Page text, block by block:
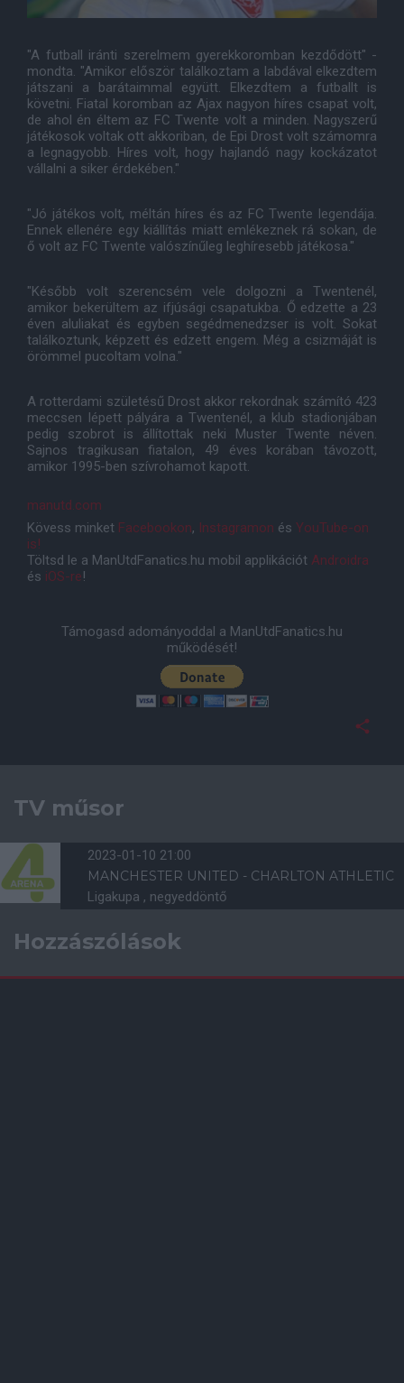
"A futball iránti szerelmem gyerekkoromban kezdődött" -
mondta. "Amikor először találkoztam a labdával elkezdtem
játszani a barátaimmal együtt. Elkezdtem a futballt is
követni. Fiatal koromban az Ajax nagyon híres csapat volt,
de ahol én éltem az FC Twente volt a minden. Nagyszerű
játékosok voltak ott akkoriban, de Epi Drost volt számomra
a legnagyobb. Híres volt, hogy hajlandó nagy kockázatot
vállalni a siker érdekében."
"Jó játékos volt, méltán híres és az FC Twente legendája.
Ennek ellenére egy kiállítás miatt emlékeznek rá sokan, de
ő volt az FC Twente valószínűleg leghíresebb játékosa."
"Később volt szerencsém vele dolgozni a Twentenél,
amikor bekerültem az ifjúsági csapatukba. Ő edzette a 23
éven aluliakat és egyben segédmenedzser is volt. Sokat
találkoztunk, képzett és edzett engem. Még a csizmáját is
örömmel pucoltam volna."
A rotterdami születésű Drost akkor rekordnak számító 423
meccsen lépett pályára a Twentenél, a klub stadionjában
pedig szobrot is állítottak neki Muster Twente néven.
Sajnos tragikusan fiatalon, 49 éves korában távozott,
amikor 1995-ben szívrohamot kapott.
manutd.com
Kövess minket Facebookon, Instagramon és YouTube-on
is!
Töltsd le a ManUtdFanatics.hu mobil applikációt Androidra
és iOS-re!
Támogasd adományoddal a ManUtdFanatics.hu
működését!
TV műsor
2023-01-10 21:00
MANCHESTER UNITED - CHARLTON ATHLETIC
Ligakupa , negyeddöntő
Hozzászólások